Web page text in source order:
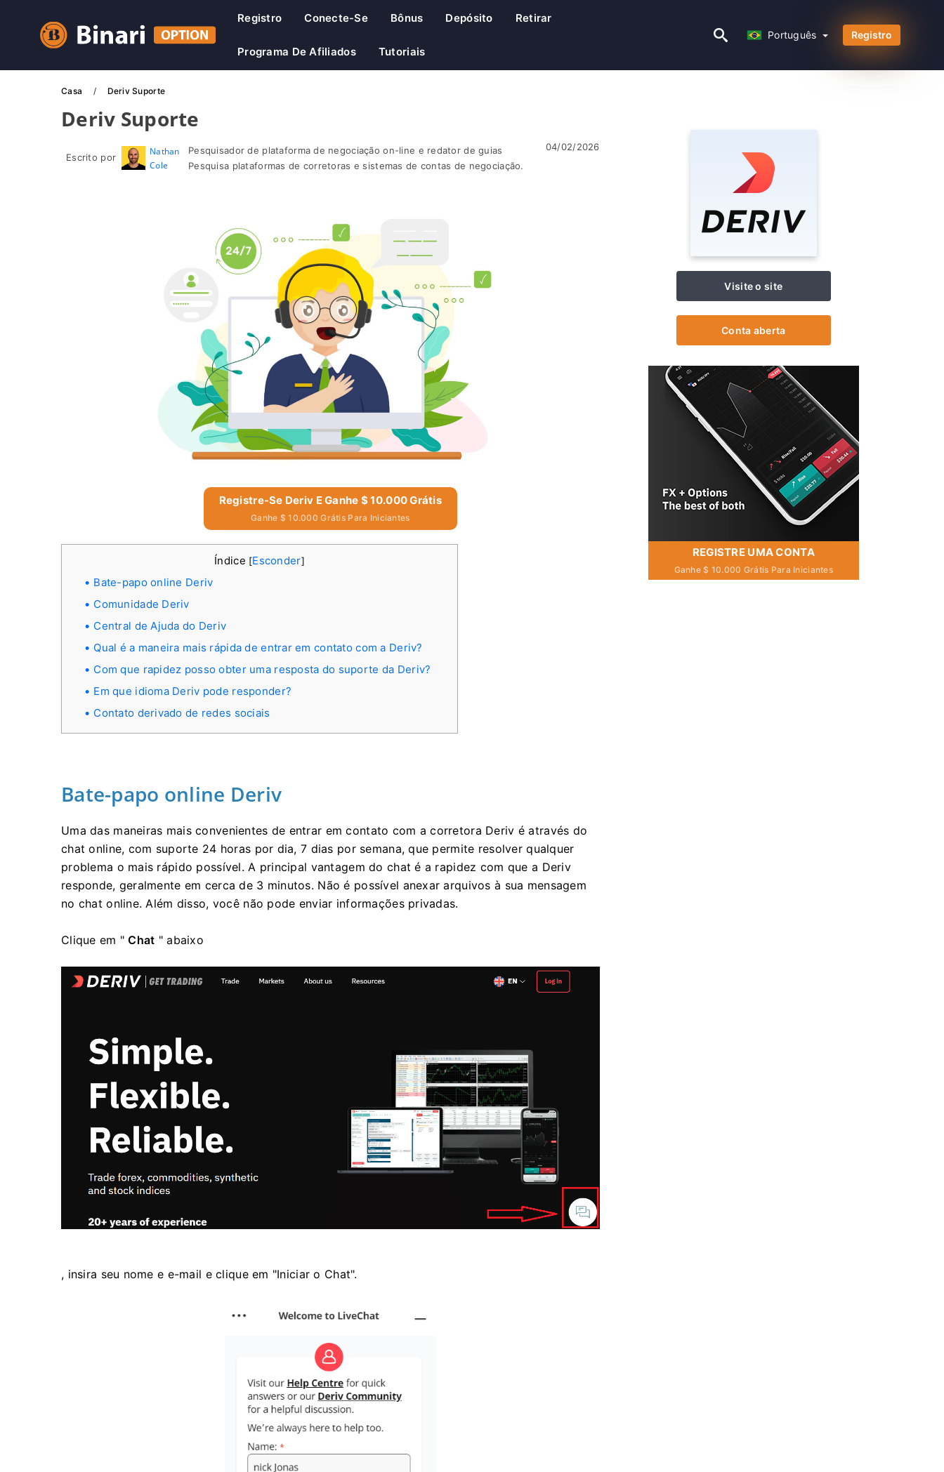
Registro Conecte-Se Bônus Depósito Retirar
Programa De Afiliados Tutoriais
Português Registro
Casa Deriv Suporte
Deriv Suporte
Escrito por
Nathan
Cole
Pesquisador de plataforma de negociação on-line e redator de guias
Pesquisa plataformas de corretoras e sistemas de contas de negociação.
04/02/2026
Registre-Se Deriv E Ganhe $ 10.000 Grátis
Ganhe $ 10.000 Grátis Para Iniciantes
Índice [Esconder]
Bate-papo online Deriv
Comunidade Deriv
Central de Ajuda do Deriv
Qual é a maneira mais rápida de entrar em contato com a Deriv?
Com que rapidez posso obter uma resposta do suporte da Deriv?
Em que idioma Deriv pode responder?
Contato derivado de redes sociais
Bate-papo online Deriv
Uma das maneiras mais convenientes de entrar em contato com a corretora Deriv é através do
chat online, com suporte 24 horas por dia, 7 dias por semana, que permite resolver qualquer
problema o mais rápido possível. A principal vantagem do chat é a rapidez com que a Deriv
responde, geralmente em cerca de 3 minutos. Não é possível anexar arquivos à sua mensagem
no chat online. Além disso, você não pode enviar informações privadas.
Clique em "Chat " abaixo
, insira seu nome e e-mail e clique em "Iniciar o Chat".
Visite o site
Conta aberta
REGISTRE UMA CONTA
Ganhe $ 10.000 Grátis Para Iniciantes